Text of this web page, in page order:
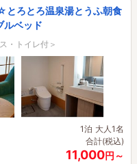
とろとろ温泉湯とうふ朝食
ベッド
・トイレ付＞
1泊 大人1名
合計(税込)
11,000円～